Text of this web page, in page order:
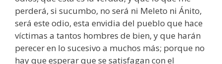
perderá, si sucumbo, no será ni Meleto ni Ánito,
será este odio, esta envidia del pueblo que hace
víctimas a tantos hombres de bien, y que harán
perecer en lo sucesivo a muchos más; porque no
hay que esperar que se satisfagan con el